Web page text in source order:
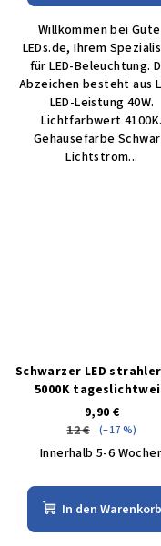
Willkommen bei
LEDs.de, Ihrem
für LED-Beleuchtung.
Abzeichen besteht aus
LED-Leistung 40W.
Lichtfarbwert 4100K.
Gehäusefarbe
Lichtstrom...
Schwarzer LED strahler
5000K
9,90 €
12 € (–17 %)
Innerhalb 5-6
In den Warenkorb